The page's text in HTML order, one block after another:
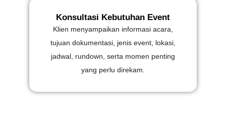
Konsultasi Kebutuhan Event
Klien menyampaikan informasi acara,
tujuan dokumentasi, jenis event, lokasi,
jadwal, rundown, serta momen penting
yang perlu direkam.